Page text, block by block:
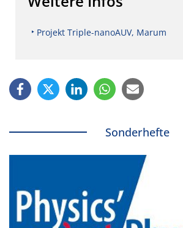
Projekt Triple-nanoAUV, Marum
Sonderhefte